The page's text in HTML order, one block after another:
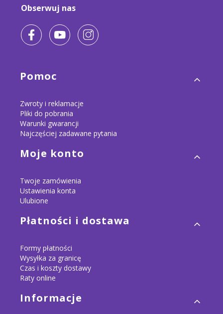
Obserwuj nas
Linki w stopce
Pomoc
Zwroty i reklamacje
Pliki do pobrania
Warunki gwarancji
Najczęściej zadawane pytania
Moje konto
Twoje zamówienia
Ustawienia konta
Ulubione
Płatności i dostawa
Formy płatności
Wysyłka za granicę
Czas i koszty dostawy
Raty online
Informacje